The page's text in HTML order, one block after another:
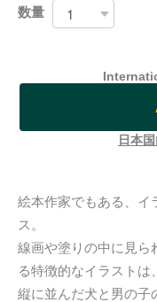
数量
日本
絵本作家でもある、イ
ス。
線画や塗りの中に見ら
る特徴的なイラストは
縦に並んだ犬と男の子